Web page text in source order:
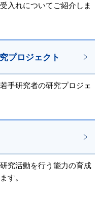
入れについてご紹介しま
プロジェクト
手研究者の研究プロジェ
究活動を行う能力の育成
す。